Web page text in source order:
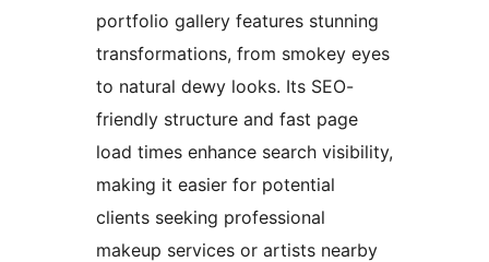
portfolio gallery features stunning
transformations, from smokey eyes
to natural dewy looks. Its SEO-
friendly structure and fast page
load times enhance search visibility,
making it easier for potential
clients seeking professional
makeup services or artists nearby